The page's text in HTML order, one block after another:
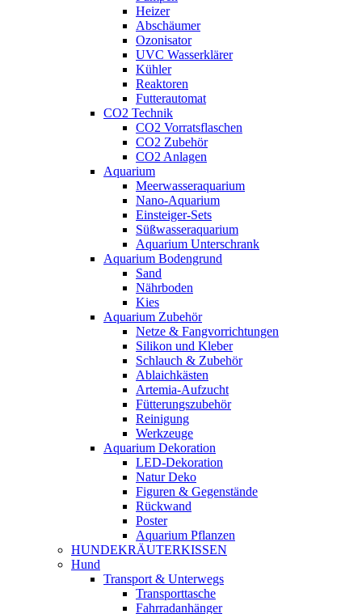
Heizer
Abschäumer
Ozonisator
UVC Wasserklärer
Kühler
Reaktoren
Futterautomat
CO2 Technik
CO2 Vorratsflaschen
CO2 Zubehör
CO2 Anlagen
Aquarium
Meerwasseraquarium
Nano-Aquarium
Einsteiger-Sets
Süßwasseraquarium
Aquarium Unterschrank
Aquarium Bodengrund
Sand
Nährboden
Kies
Aquarium Zubehör
Netze & Fangvorrichtungen
Silikon und Kleber
Schlauch & Zubehör
Ablaichkästen
Artemia-Aufzucht
Fütterungszubehör
Reinigung
Werkzeuge
Aquarium Dekoration
LED-Dekoration
Natur Deko
Figuren & Gegenstände
Rückwand
Poster
Aquarium Pflanzen
HUNDEKRÄUTERKISSEN
Hund
Transport & Unterwegs
Transporttasche
Fahrradanhänger